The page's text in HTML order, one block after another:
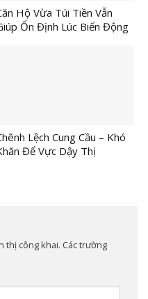
Hộ Vừa Túi Tiền Vẫn
Ổn Định Lúc Biến Động
Lệch Cung Cầu – Khó
Để Vực Dậy Thị
thị công khai. Các trường